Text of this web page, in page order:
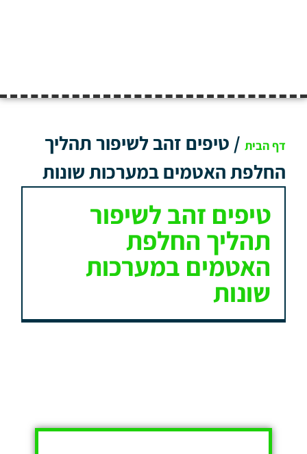
דף הבית / טיפים זהב לשיפור תהליך
החלפת האטמים במערכות שונות
טיפים זהב לשיפור
תהליך החלפת
האטמים במערכות
שונות